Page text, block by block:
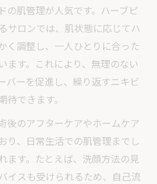
の肌管理が人気です。ハーブピ
サロンでは、肌状態に応じてハ
く調整し、一人ひとりに合った
ます。これにより、無理のない
バーを促進し、繰り返すニキビ
できます。
後のアフターケアやホームケア
り、日常生活での肌管理までし
ます。たとえば、洗顔方法の見
イスも受けられるため、自己流